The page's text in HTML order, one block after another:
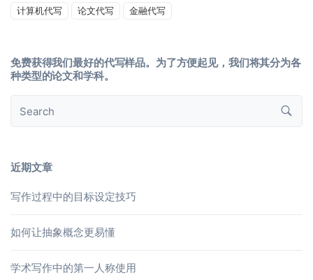
计算机代写
论文代写 金融代写
免费获得我们最好的代写样品。为了方便起见，我们将其分为各
种类型的论文和学科。
近期文章
写作过程中的目标设定技巧
如何让抽象概念更易懂
学术写作中的第一人称使用